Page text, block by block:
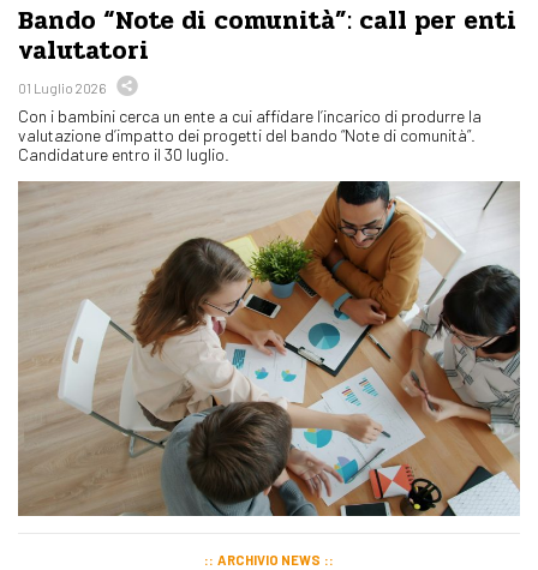
Bando “Note di comunità”: call per enti
valutatori
01 Luglio 2026
Con i bambini cerca un ente a cui affidare l’incarico di produrre la
valutazione d’impatto dei progetti del bando “Note di comunità”.
Candidature entro il 30 luglio.
ARCHIVIO NEWS